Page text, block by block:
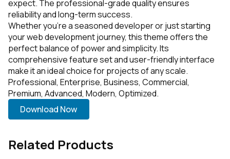
expect. The professional-grade quality ensures
reliability and long-term success.
Whether you're a seasoned developer or just starting
your web development journey, this theme offers the
perfect balance of power and simplicity. Its
comprehensive feature set and user-friendly interface
make it an ideal choice for projects of any scale.
Professional, Enterprise, Business, Commercial,
Premium, Advanced, Modern, Optimized.
Download Now
Related Products